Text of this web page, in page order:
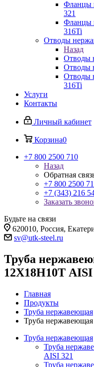
Фланцы
321
Фланцы
316Ti
Отводы
Назад
Отводы
Отводы
Отводы
316Ti
Услуги
Контакты
Личный кабинет
Корзина0
+7 800 2500 710
Назад
Обратная
+7 800 2500
+7 (343) 216
Заказать
Будьте на связи
620010, Россия,
sv@utk-steel.ru
Труба
12Х18Н10Т AISI
Главная
Продукты
Труба нержавеющая
Труба
Труба нержавеющая
Труба
AISI 321
Труба